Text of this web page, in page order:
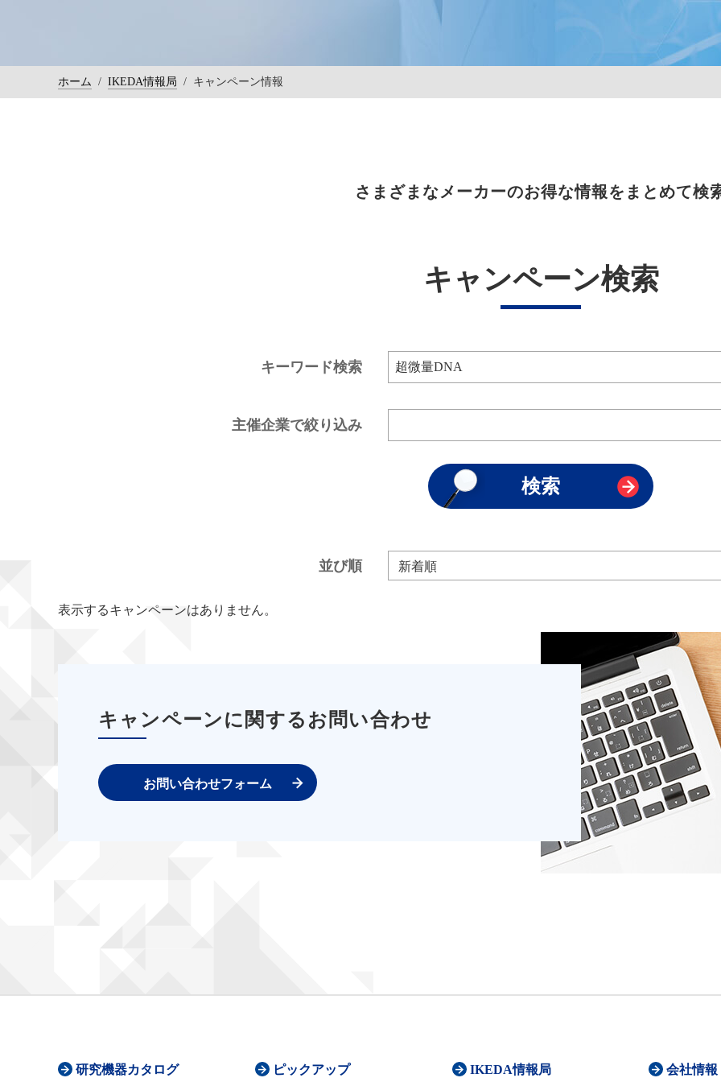
ホーム / IKEDA情報局 / キャンペーン情報
さまざまなメーカーのお得な情報をまとめて検
キャンペーン検索
キーワード検索
主催企業で絞り込み
並び順
表示するキャンペーンはありません。
キャンペーンに関するお問い合わせ
お問い合わせフォーム
研究機器カタログ ピックアップ IKEDA情報局 会社情報